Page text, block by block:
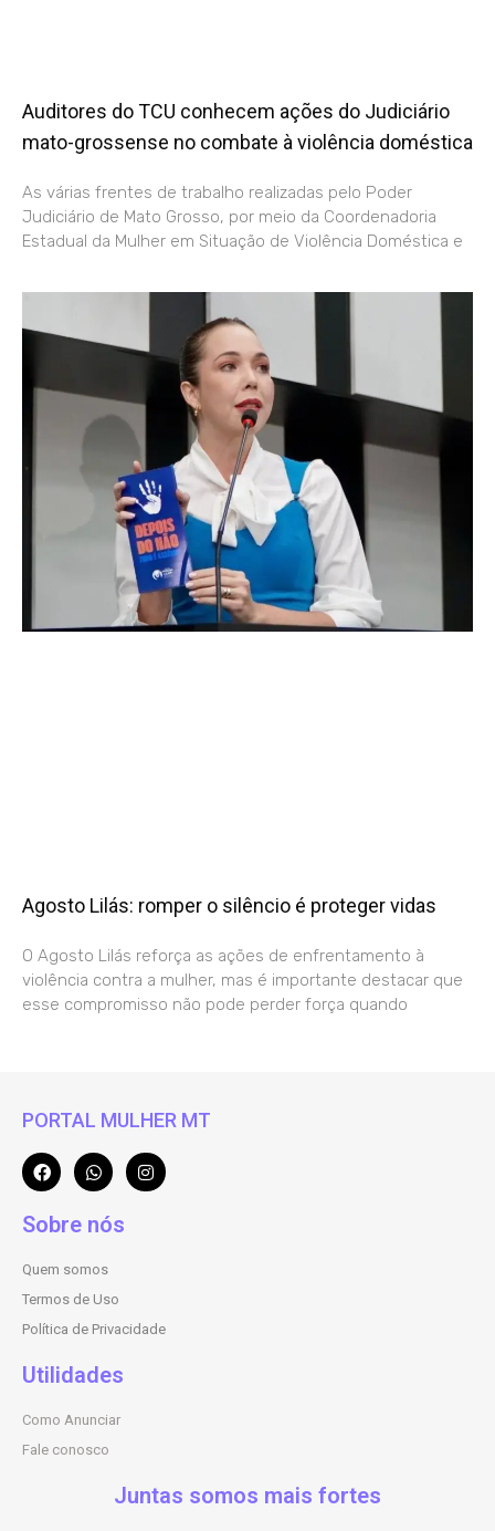
Auditores do TCU conhecem ações do Judiciário
mato-grossense no combate à violência doméstica
As várias frentes de trabalho realizadas pelo Poder
Judiciário de Mato Grosso, por meio da Coordenadoria
Estadual da Mulher em Situação de Violência Doméstica e
Agosto Lilás: romper o silêncio é proteger vidas
O Agosto Lilás reforça as ações de enfrentamento à
violência contra a mulher, mas é importante destacar que
esse compromisso não pode perder força quando
PORTAL MULHER MT
Sobre nós
Quem somos
Termos de Uso
Política de Privacidade
Utilidades
Como Anunciar
Fale conosco
Juntas somos mais fortes